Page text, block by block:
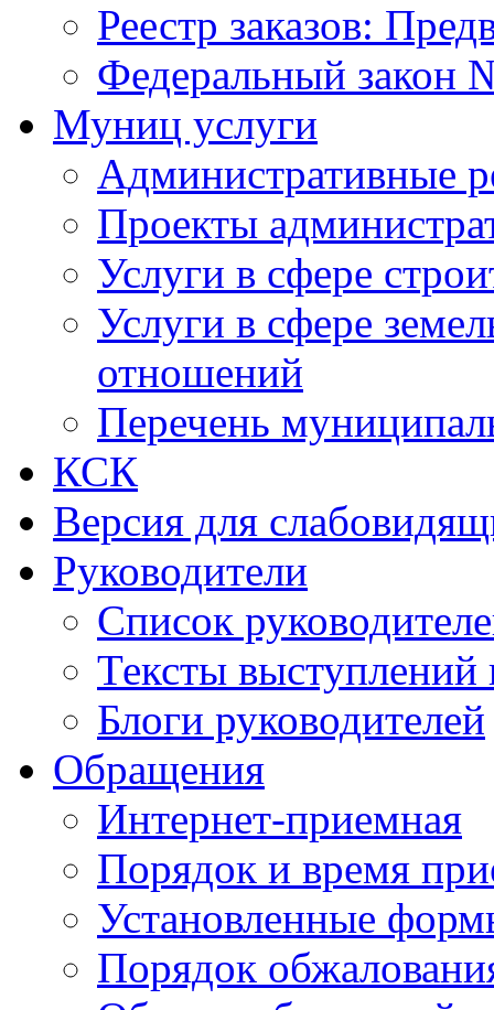
Реестр заказов:
Федеральный закон
Муниц услуги
Административные
Проекты
Услуги в сфере
Услуги в сфере
отношений
Перечень
КСК
Версия для
Руководители
Список
Тексты выступлений
Блоги руководителей
Обращения
Интернет-приемная
Порядок и время
Установленные
Порядок